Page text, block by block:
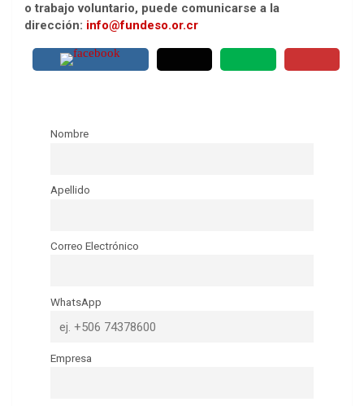
o trabajo voluntario, puede comunicarse a la
dirección: info@fundeso.or.cr
Nombre
Apellido
Correo Electrónico
WhatsApp
Empresa